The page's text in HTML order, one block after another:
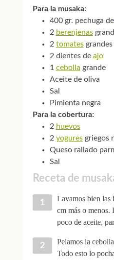
Para la musaka:
400 gr. pechuga de
2 berenjenas
2 tomatesgrandes
2 dientes de ajo
1 cebolla grande
Aceite de oliva
Sal
Pimienta negra
Para la cobertura:
2 huevos
2 yoguresgriegos
Queso rallado
Sal
Receta de
Lavamos bien las
cm más o menos.
poco de aceite,
Pelamos la
Todo esto lo